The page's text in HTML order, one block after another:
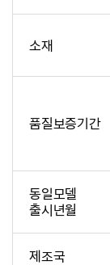
소재
품질보증기간
동일모델
출시년월
제조국